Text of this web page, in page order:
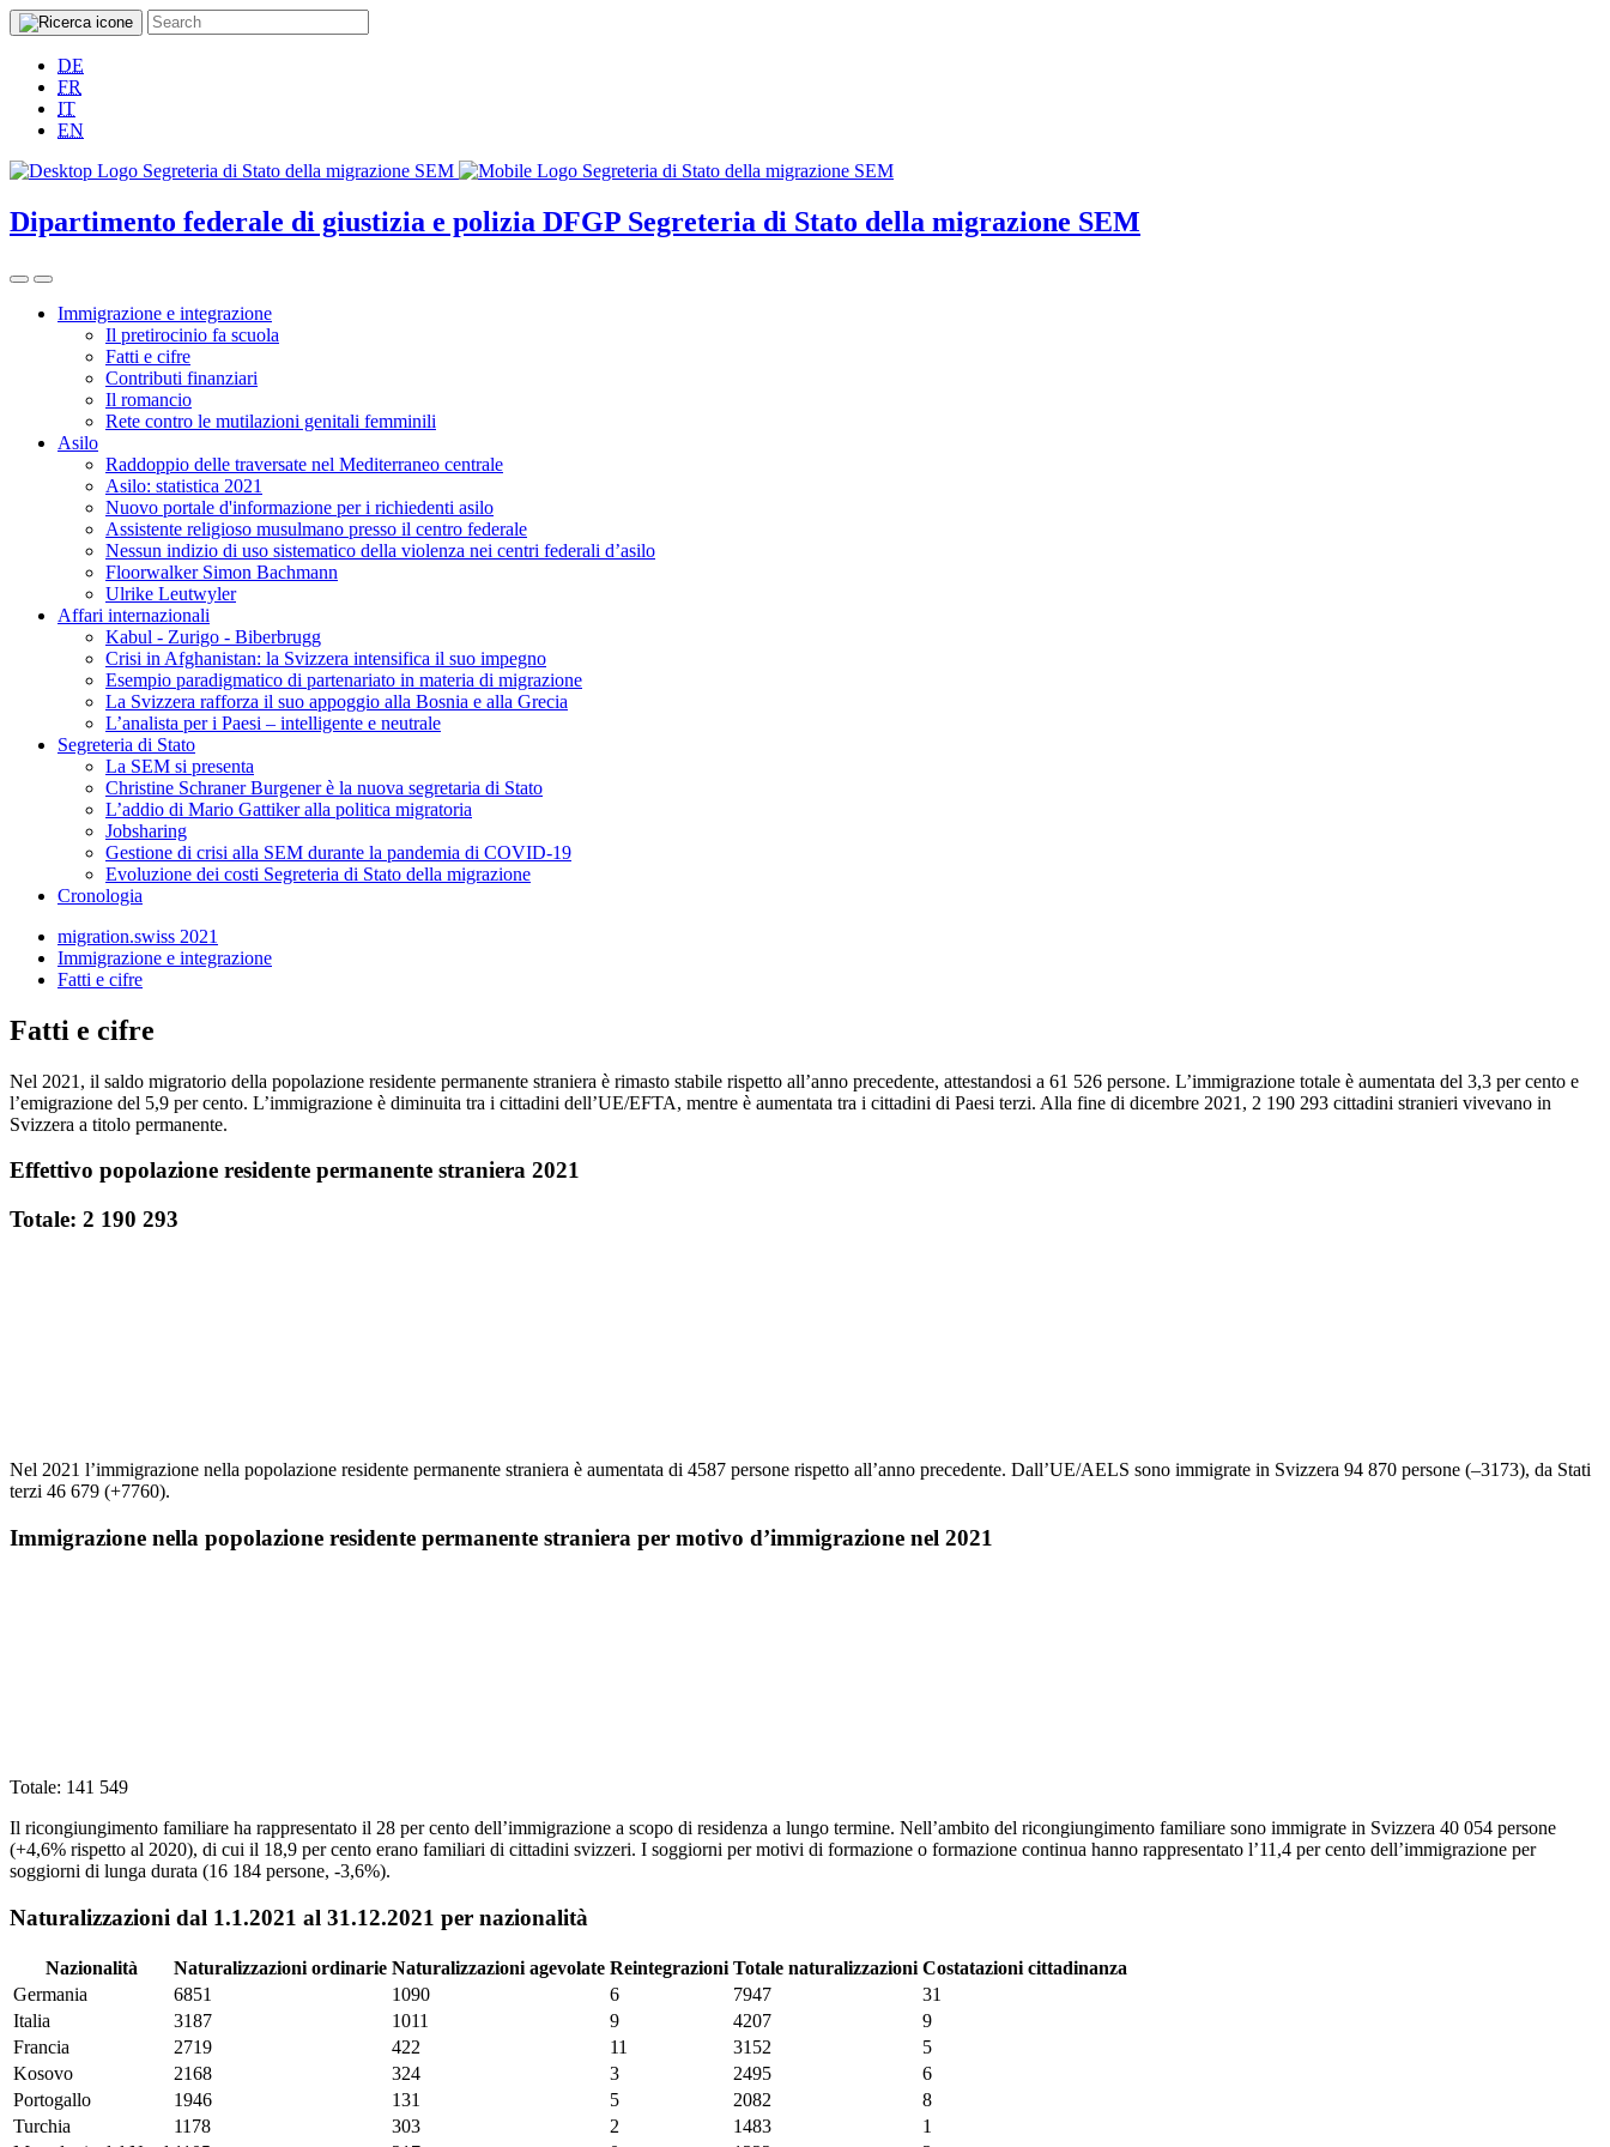
DE
FR
IT
EN
Dipartimento federale di giustizia e polizia DFGP Segreteria di Stato della migrazione SEM
Immigrazione e integrazione
Il pretirocinio fa scuola
Fatti e cifre
Contributi finanziari
Il romancio
Rete contro le mutilazioni genitali femminili
Asilo
Raddoppio delle traversate nel Mediterraneo centrale
Asilo: statistica 2021
Nuovo portale d'informazione per i richiedenti asilo
Assistente religioso musulmano presso il centro federale
Nessun indizio di uso sistematico della violenza nei centri federali d’asilo
Floorwalker Simon Bachmann
Ulrike Leutwyler
Affari internazionali
Kabul - Zurigo - Biberbrugg
Crisi in Afghanistan: la Svizzera intensifica il suo impegno
Esempio paradigmatico di partenariato in materia di migrazione
La Svizzera rafforza il suo appoggio alla Bosnia e alla Grecia
L’analista per i Paesi – intelligente e neutrale
Segreteria di Stato
La SEM si presenta
Christine Schraner Burgener è la nuova segretaria di Stato
L’addio di Mario Gattiker alla politica migratoria
Jobsharing
Gestione di crisi alla SEM durante la pandemia di COVID-19
Evoluzione dei costi Segreteria di Stato della migrazione
Cronologia
migration.swiss 2021
Immigrazione e integrazione
Fatti e cifre
Fatti e cifre
Nel 2021, il saldo migratorio della popolazione residente permanente straniera è rimasto stabile rispetto all’anno precedente, attestandosi a 61 526 persone. L’immigrazione totale è aumentata del 3,3 per cento e
l’emigrazione del 5,9 per cento. L’immigrazione è diminuita tra i cittadini dell’UE/EFTA, mentre è aumentata tra i cittadini di Paesi terzi. Alla fine di dicembre 2021, 2 190 293 cittadini stranieri vivevano in
Svizzera a titolo permanente.
Effettivo popolazione residente permanente straniera 2021
Totale: 2 190 293
Nel 2021 l’immigrazione nella popolazione residente permanente straniera è aumentata di 4587 persone rispetto all’anno precedente. Dall’UE/AELS sono immigrate in Svizzera 94 870 persone (–3173), da Stati
terzi 46 679 (+7760).
Immigrazione nella popolazione residente permanente straniera per motivo d’immigrazione nel 2021
Totale: 141 549
Il ricongiungimento familiare ha rappresentato il 28 per cento dell’immigrazione a scopo di residenza a lungo termine. Nell’ambito del ricongiungimento familiare sono immigrate in Svizzera 40 054 persone
(+4,6% rispetto al 2020), di cui il 18,9 per cento erano familiari di cittadini svizzeri. I soggiorni per motivi di formazione o formazione continua hanno rappresentato l’11,4 per cento dell’immigrazione per
soggiorni di lunga durata (16 184 persone, -3,6%).
Naturalizzazioni dal 1.1.2021 al 31.12.2021 per nazionalità
Nazionalità Naturalizzazioni ordinarie Naturalizzazioni agevolate Reintegrazioni Totale naturalizzazioni Costatazioni cittadinanza
Germania
6851 1090 6 7947
31
Italia
3187 1011 9 4207
9
Francia
2719 422 11 3152
5
Kosovo
2168 324 3 2495
6
Portogallo
1946 131 5 2082
8
Turchia
1178 303 2 1483
1